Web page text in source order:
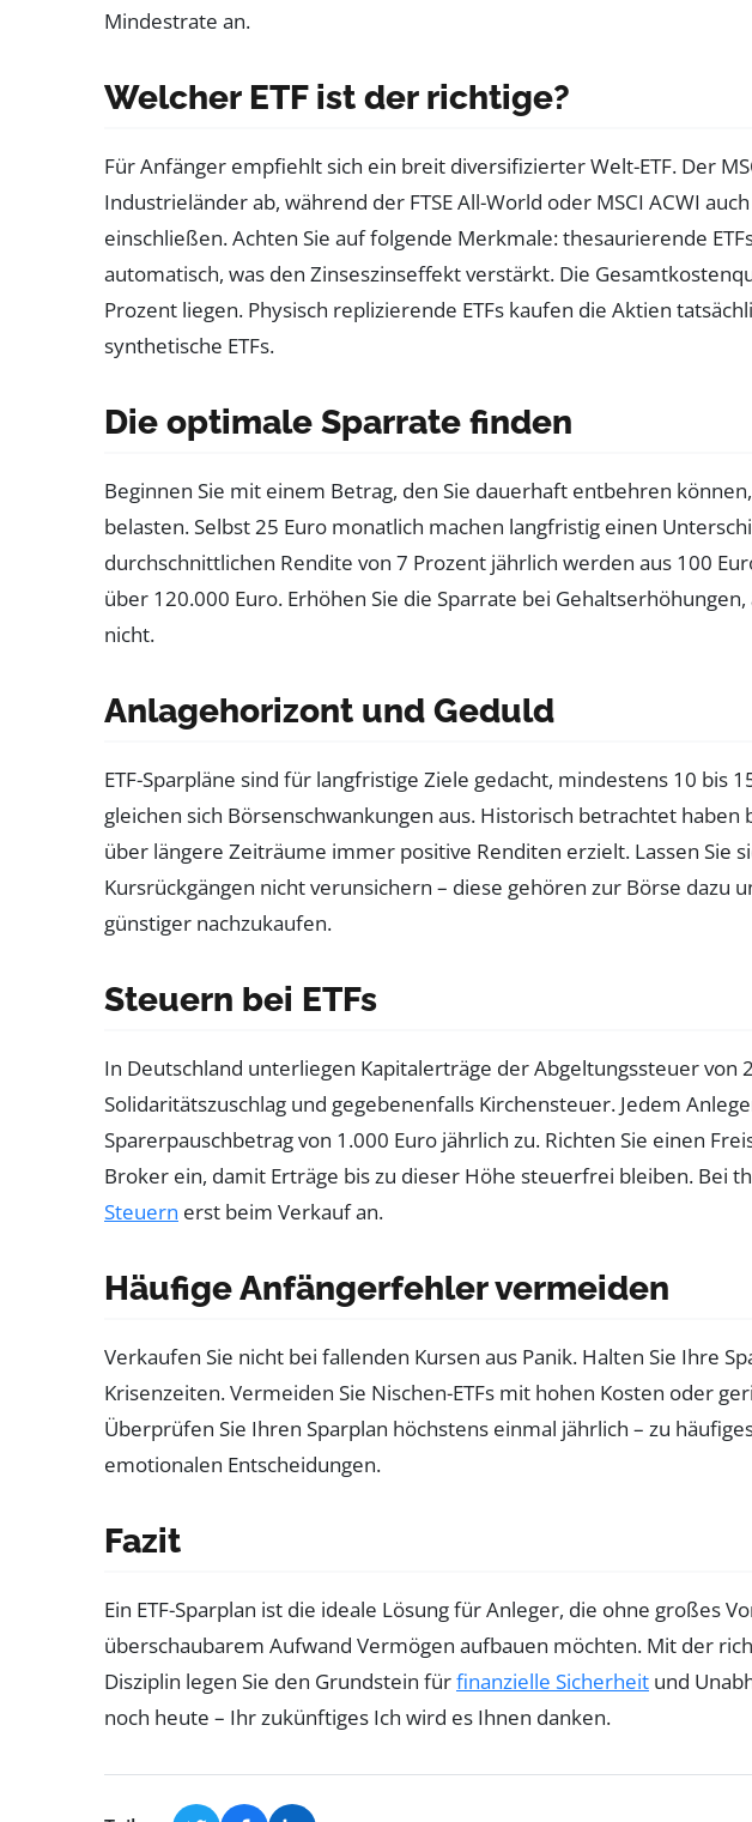
Mindestrate an.
Welcher ETF ist der richtige?
Für Anfänger empfiehlt sich ein breit diversifizierter Welt-ETF. Der
Industrieländer ab, während der FTSE All-World oder MSCI ACWI
einschließen. Achten Sie auf folgende Merkmale: thesaurierende
automatisch, was den Zinseszinseffekt verstärkt. Die
Prozent liegen. Physisch replizierende ETFs kaufen die Aktien
synthetische ETFs.
Die optimale Sparrate finden
Beginnen Sie mit einem Betrag, den Sie dauerhaft entbehren
belasten. Selbst 25 Euro monatlich machen langfristig einen
durchschnittlichen Rendite von 7 Prozent jährlich werden aus 100
über 120.000 Euro. Erhöhen Sie die Sparrate bei
nicht.
Anlagehorizont und Geduld
ETF-Sparpläne sind für langfristige Ziele gedacht, mindestens 10 bis
gleichen sich Börsenschwankungen aus. Historisch betrachtet haben
über längere Zeiträume immer positive Renditen erzielt. Lassen Sie
Kursrückgängen nicht verunsichern – diese gehören zur Börse dazu
günstiger nachzukaufen.
Steuern bei ETFs
In Deutschland unterliegen Kapitalerträge der Abgeltungssteuer von
Solidaritätszuschlag und gegebenenfalls Kirchensteuer. Jedem
Sparerpauschbetrag von 1.000 Euro jährlich zu. Richten Sie einen
Broker ein, damit Erträge bis zu dieser Höhe steuerfrei bleiben. Bei
Steuern erst beim Verkauf an.
Häufige Anfängerfehler vermeiden
Verkaufen Sie nicht bei fallenden Kursen aus Panik. Halten Sie Ihre
Krisenzeiten. Vermeiden Sie Nischen-ETFs mit hohen Kosten oder
Überprüfen Sie Ihren Sparplan höchstens einmal jährlich – zu
emotionalen Entscheidungen.
Fazit
Ein ETF-Sparplan ist die ideale Lösung für Anleger, die ohne großes
überschaubarem Aufwand Vermögen aufbauen möchten. Mit der
Disziplin legen Sie den Grundstein fürfinanzielle Sicherheit und
noch heute – Ihr zukünftiges Ich wird es Ihnen danken.